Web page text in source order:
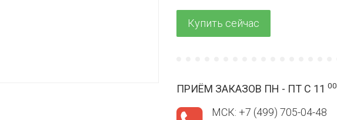
ПРИЁМ ЗАКАЗОВ ПН - ПТ С 11 00
МСК: +7 (499) 705-04-48